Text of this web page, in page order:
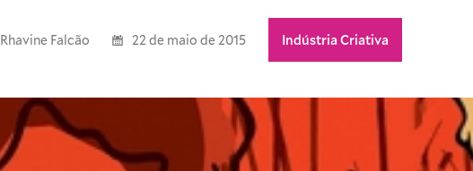
Rhavine Falcão 22 de maio de 2015 Indústria Criativa